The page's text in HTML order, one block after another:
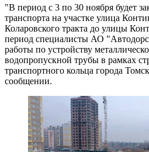
"В период с 3 по 30 ноября будет
транспорта на участке улица
Коларовского тракта до улицы
период специалисты АО
работы по устройству
водопропускной трубы в рамках
транспортного кольца города
сообщении.